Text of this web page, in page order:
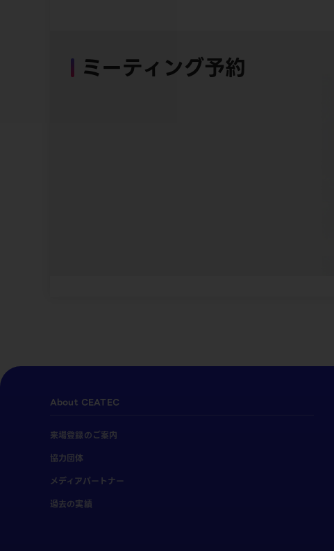
ミーティング予約
About CEATEC
来場登録のご案内
協力団体
メディアパートナー
過去の実績